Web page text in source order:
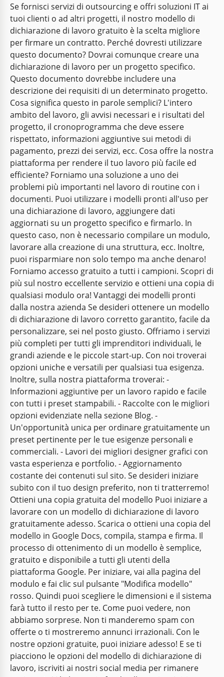
Se fornisci servizi di outsourcing e offri soluzioni IT ai
tuoi clienti o ad altri progetti, il nostro modello di
dichiarazione di lavoro gratuito è la scelta migliore
per firmare un contratto. Perché dovresti utilizzare
questo documento? Dovrai comunque creare una
dichiarazione di lavoro per un progetto specifico.
Questo documento dovrebbe includere una
descrizione dei requisiti di un determinato progetto.
Cosa significa questo in parole semplici? L'intero
ambito del lavoro, gli avvisi necessari e i risultati del
progetto, il cronoprogramma che deve essere
rispettato, informazioni aggiuntive sui metodi di
pagamento, prezzi dei servizi, ecc. Cosa offre la nostra
piattaforma per rendere il tuo lavoro più facile ed
efficiente? Forniamo una soluzione a uno dei
problemi più importanti nel lavoro di routine con i
documenti. Puoi utilizzare i modelli pronti all'uso per
una dichiarazione di lavoro, aggiungere dati
aggiornati su un progetto specifico e firmarlo. In
questo caso, non è necessario compilare un modulo,
lavorare alla creazione di una struttura, ecc. Inoltre,
puoi risparmiare non solo tempo ma anche denaro!
Forniamo accesso gratuito a tutti i campioni. Scopri di
più sul nostro eccellente servizio e ottieni una copia di
qualsiasi modulo ora! Vantaggi dei modelli pronti
dalla nostra azienda Se desideri ottenere un modello
di dichiarazione di lavoro corretto garantito, facile da
personalizzare, sei nel posto giusto. Offriamo i servizi
più completi per tutti gli imprenditori individuali, le
grandi aziende e le piccole start-up. Con noi troverai
opzioni uniche e versatili per qualsiasi tua esigenza.
Inoltre, sulla nostra piattaforma troverai: -
Informazioni aggiuntive per un lavoro rapido e facile
con tutti i preset stampabili. - Raccolte con le migliori
opzioni evidenziate nella sezione Blog. -
Un'opportunità unica per ordinare gratuitamente un
preset pertinente per le tue esigenze personali e
commerciali. - Lavori dei migliori designer grafici con
vasta esperienza e portfolio. - Aggiornamento
costante dei contenuti sul sito. Se desideri iniziare
subito con il tuo design preferito, non ti tratterremo!
Ottieni una copia gratuita del modello Puoi iniziare a
lavorare con un modello di dichiarazione di lavoro
gratuitamente adesso. Scarica o ottieni una copia del
modello in Google Docs, compila, stampa e firma. Il
processo di ottenimento di un modello è semplice,
gratuito e disponibile a tutti gli utenti della
piattaforma Google. Per iniziare, vai alla pagina del
modulo e fai clic sul pulsante "Modifica modello"
rosso. Quindi puoi scegliere le dimensioni e il sistema
farà tutto il resto per te. Come puoi vedere, non
abbiamo sorprese. Non ti manderemo spam con
offerte o ti mostreremo annunci irrazionali. Con le
nostre opzioni gratuite, puoi iniziare adesso! E se ti
piacciono le opzioni del modello di dichiarazione di
lavoro, iscriviti ai nostri social media per rimanere